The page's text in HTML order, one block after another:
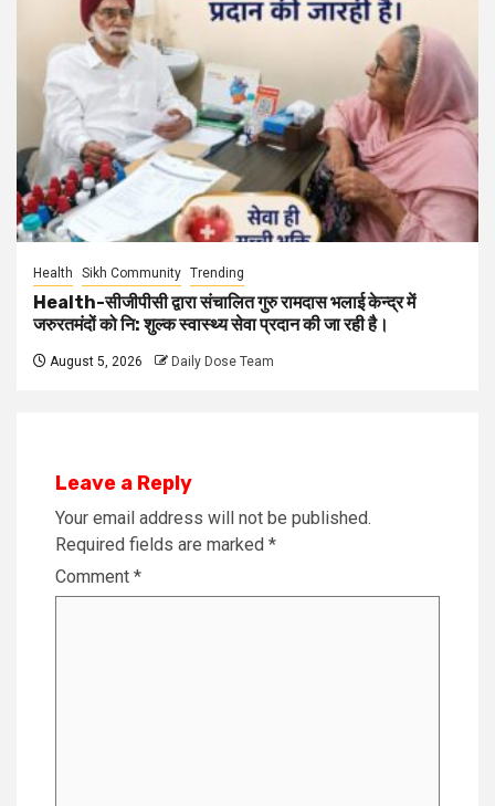
Health Sikh Community Trending
Health-सीजीपीसी द्वारा संचालित गुरु रामदास भलाई केन्द्र में
जरुरतमंदों को नि: शुल्क स्वास्थ्य सेवा प्रदान की जा रही है।
August 5, 2026 Daily Dose Team
Leave a Reply
Your email address will not be published.
Required fields are marked *
Comment *